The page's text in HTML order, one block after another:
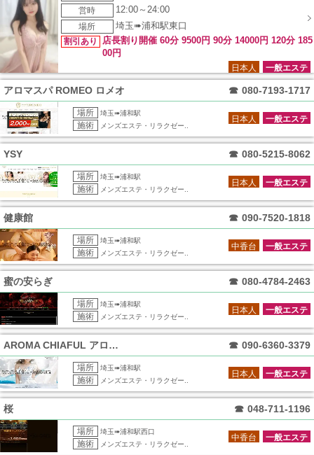
営時
12:00～24:00
場所
埼玉➠浦和駅東口
割引あり
店長割り開催 60分 9500円 90分 14000円 120分 185
00円
一般エステ
日本人
アロマスパ ROMEO ロメオ ☎ 080-7193-1717
場所 埼玉➠浦和駅
施術 メンズエステ・リラクゼー..
一般エステ
日本人
YSY ☎ 080-5215-8062
場所 埼玉➠浦和駅
施術 メンズエステ・リラクゼー..
一般エステ
日本人
健康館 ☎ 090-7520-1818
場所 埼玉➠浦和駅
施術 メンズエステ・リラクゼー..
一般エステ
中香台
蜜の安らぎ ☎ 080-4784-2463
場所 埼玉➠浦和駅
施術 メンズエステ・リラクゼー..
一般エステ
日本人
AROMA CHIAFUL アロマチアフ ☎ 090-6360-3379
場所 埼玉➠浦和駅
施術 メンズエステ・リラクゼー..
一般エステ
日本人
桜 ☎ 048-711-1196
場所 埼玉➠浦和駅西口
施術 メンズエステ・リラクゼー..
一般エステ
中香台